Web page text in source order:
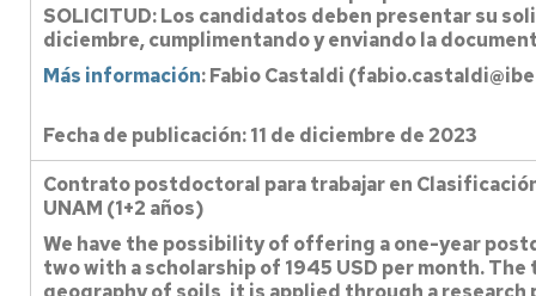
SOLICITUD: Los candidatos deben presentar su
diciembre, cumplimentando y enviando la
Más información: Fabio Castaldi
Fecha de publicación: 11 de diciembre de 2023
Contrato postdoctoral para trabajar en
UNAM (1+2 años)
We have the possibility of offering a one-year
two with a scholarship of 1945 USD per month.